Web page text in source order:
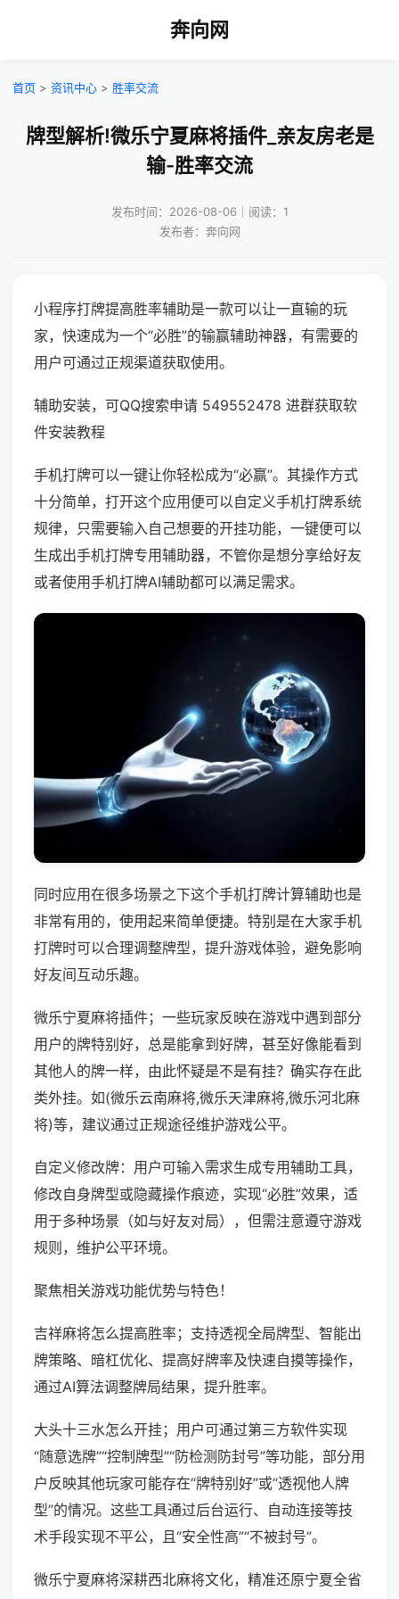
奔向网
首页 > 资讯中心 > 胜率交流
牌型解析!微乐宁夏麻将插件_亲友房老是
输-胜率交流
发布时间：2026-08-06｜阅读：1
发布者：奔向网
小程序打牌提高胜率辅助是一款可以让一直输的玩
家，快速成为一个“必胜”的输赢辅助神器，有需要的
用户可通过正规渠道获取使用。
辅助安装，可QQ搜索申请 549552478 进群获取软
件安装教程
手机打牌可以一键让你轻松成为“必赢”。其操作方式
十分简单，打开这个应用便可以自定义手机打牌系统
规律，只需要输入自己想要的开挂功能，一键便可以
生成出手机打牌专用辅助器，不管你是想分享给好友
或者使用手机打牌AI辅助都可以满足需求。
同时应用在很多场景之下这个手机打牌计算辅助也是
非常有用的，使用起来简单便捷。特别是在大家手机
打牌时可以合理调整牌型，提升游戏体验，避免影响
好友间互动乐趣。
微乐宁夏麻将插件；一些玩家反映在游戏中遇到部分
用户的牌特别好，总是能拿到好牌，甚至好像能看到
其他人的牌一样，由此怀疑是不是有挂？确实存在此
类外挂。如(微乐云南麻将,微乐天津麻将,微乐河北麻
将)等，建议通过正规途径维护游戏公平。
自定义修改牌：用户可输入需求生成专用辅助工具，
修改自身牌型或隐藏操作痕迹，实现“必胜”效果，适
用于多种场景（如与好友对局），但需注意遵守游戏
规则，维护公平环境。
聚焦相关游戏功能优势与特色！
吉祥麻将怎么提高胜率；支持透视全局牌型、智能出
牌策略、暗杠优化、提高好牌率及快速自摸等操作，
通过AI算法调整牌局结果，提升胜率。
大头十三水怎么开挂；用户可通过第三方软件实现
“随意选牌”“控制牌型”“防检测防封号”等功能，部分用
户反映其他玩家可能存在“牌特别好”或“透视他人牌
型”的情况。这些工具通过后台运行、自动连接等技
术手段实现不平公，且“安全性高”“不被封号”。
微乐宁夏麻将深耕西北麻将文化，精准还原宁夏全省